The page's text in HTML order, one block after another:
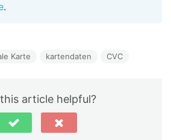
.
Karte kartendaten CVC
article helpful?